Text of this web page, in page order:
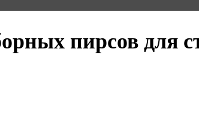
пирсов для